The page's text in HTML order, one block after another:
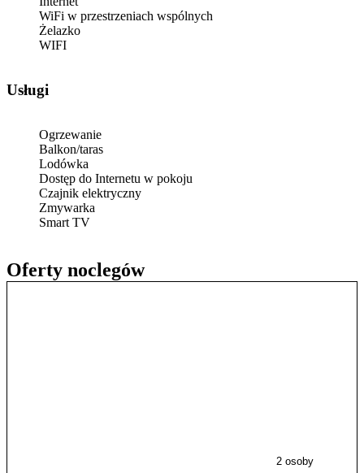
Oferty noclegów
2 osoby
WiFi w przestrzeniach wspólnych
Żelazko
WIFI
Usługi
Ogrzewanie
Balkon/taras
Lodówka
Dostęp do Internetu w pokoju
Czajnik elektryczny
Zmywarka
Smart TV